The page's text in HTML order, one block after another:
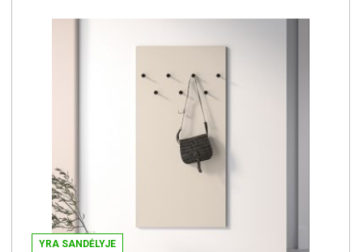
YRA SANDĖLYJE